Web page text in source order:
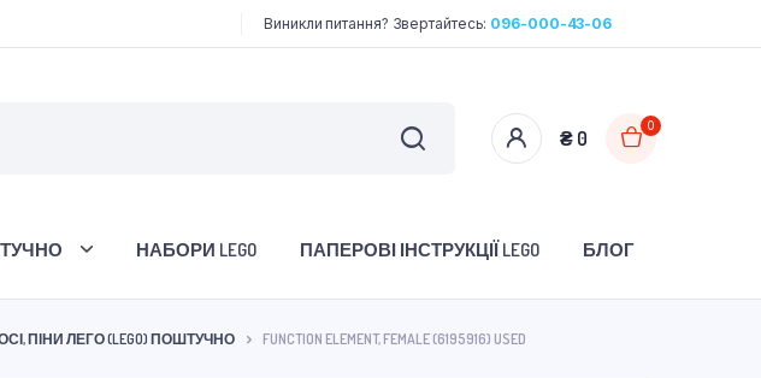
Виникли питання? Звертайтесь: 096-000-43-06
₴ 0
0
НАБОРИ LEGO ПАПЕРОВІ ІНСТРУКЦІЇ LEGO БЛОГ
ПІНИ ЛЕГО (LEGO) ПОШТУЧНО FUNCTION ELEMENT, FEMALE (6195916) USED